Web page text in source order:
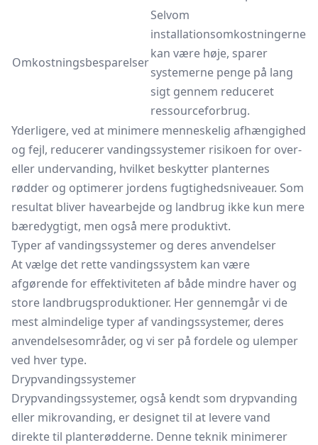
Omkostningsbesparelser
Selvom
installationsomkostningerne
kan være høje, sparer
systemerne penge på lang
sigt gennem reduceret
ressourceforbrug.
Yderligere, ved at minimere menneskelig afhængighed
og fejl, reducerer vandingssystemer risikoen for over-
eller undervanding, hvilket beskytter planternes
rødder og optimerer jordens fugtighedsniveauer. Som
resultat bliver havearbejde og landbrug ikke kun mere
bæredygtigt, men også mere produktivt.
Typer af vandingssystemer og deres anvendelser
At vælge det rette vandingssystem kan være
afgørende for effektiviteten af både mindre haver og
store landbrugsproduktioner. Her gennemgår vi de
mest almindelige typer af vandingssystemer, deres
anvendelsesområder, og vi ser på fordele og ulemper
ved hver type.
Drypvandingssystemer
Drypvandingssystemer, også kendt som drypvanding
eller mikrovanding, er designet til at levere vand
direkte til planterødderne. Denne teknik minimerer